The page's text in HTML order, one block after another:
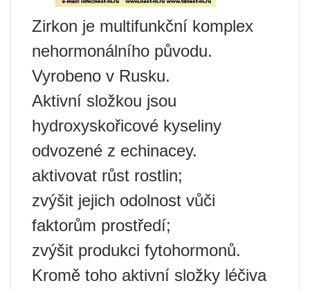
Zirkon je multifunkční komplex
nehormonálního původu.
Vyrobeno v Rusku.
Aktivní složkou jsou
hydroxyskořicové kyseliny
odvozené z echinacey.
aktivovat růst rostlin;
zvýšit jejich odolnost vůči
faktorům prostředí;
zvýšit produkci fytohormonů.
Kromě toho aktivní složky léčiva